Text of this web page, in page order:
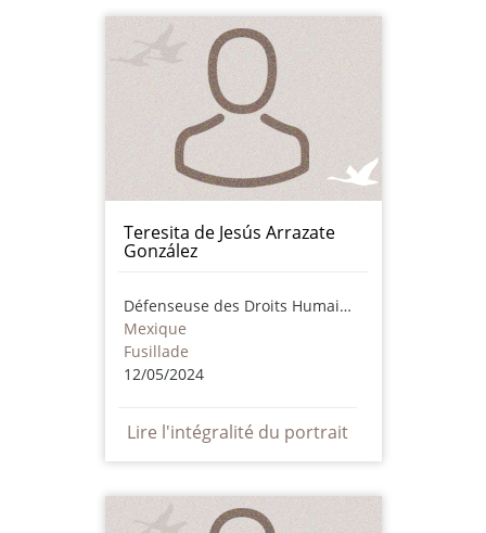
Teresita de Jesús Arrazate
González
Défenseuse des Droits Humains
Mexique
Fusillade
12/05/2024
Lire l'intégralité du portrait